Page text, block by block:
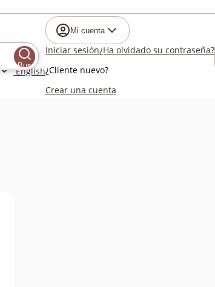
Buscar
English
Mi cuenta
Iniciar sesión¿Ha olvidado su contraseña?
¿Cliente nuevo?
Crear una cuenta